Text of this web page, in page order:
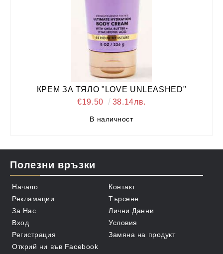
КРЕМ ЗА ТЯЛО "LOVE UNLEASHED"
€19.50
38.14лв.
В наличност
Полезни връзки
Начало
Рекламации
За Нас
Вход
Регистрация
Контакт
Търсене
Лични Данни
Условия
Замяна на продукт
Открий ни във Facebook